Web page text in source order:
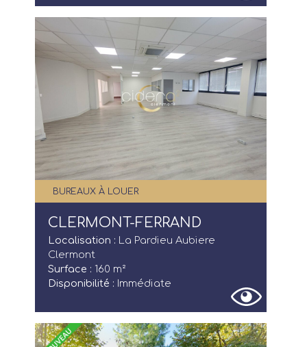
BUREAUX À LOUER
CLERMONT-FERRAND
Localisation :
La Pardieu Aubiere
Clermont
Surface : 160 m²
Disponibilité : Immédiate